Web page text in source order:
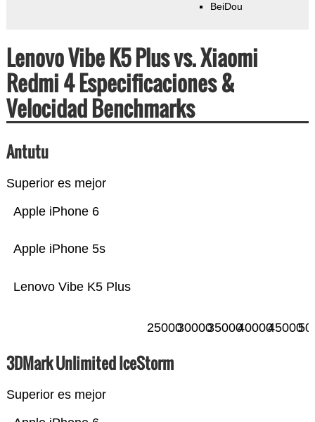
BeiDou
Lenovo Vibe K5 Plus vs. Xiaomi
Redmi 4 Especificaciones &
Velocidad Benchmarks
Antutu
Superior es mejor
Lenovo Vibe K5 Plus
Apple iPhone 5s
Apple iPhone 6
2500030000350004000045000
3DMark Unlimited IceStorm
Superior es mejor